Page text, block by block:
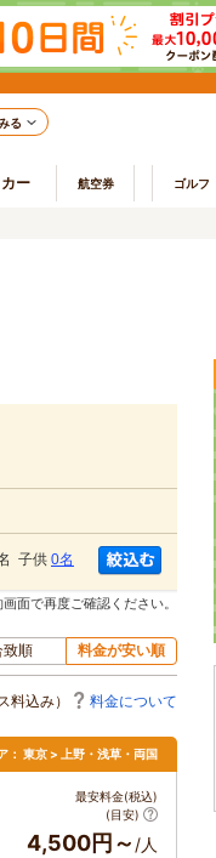
る
ー 航空券 ゴルフ
子供 0名
面で再度ご確認ください。
致順 料金が安い順
料込み） 料金について
： 東京 > 上野・浅草・両国
最安料金(税込)
(目安)
4,500円～ /人